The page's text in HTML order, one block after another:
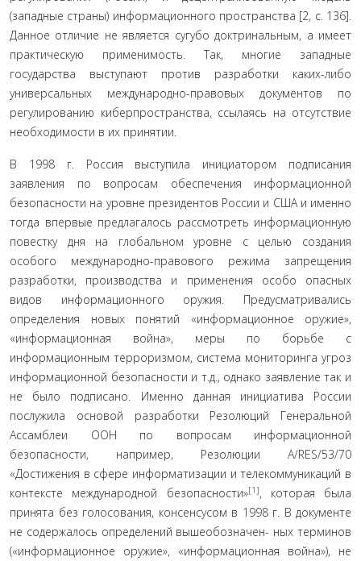
(западные страны) информационного пространства [2, c. 136].
Данное отличие не является сугубо доктринальным, а имеет
практическую применимость. Так, многие запад­ные
государства выступают против разработки каких-ли­бо
универсальных международно-правовых документов по
регулированию киберпространства, ссылаясь на отсут­ствие
необходимости в их принятии.
В 1998 г. Россия выступила инициатором подписания
заявления по вопросам обеспечения информационной
безопасности на уровне президентов России и США и именно
тогда впервые предлагалось рассмотреть инфор­мационную
повестку дня на глобальном уровне с целью создания
особого международно-правового режима за­прещения
разработки, производства и применения особо опасных
видов информационного оружия. Предусматри­вались
определения новых понятий «информационное оружие»,
«информационная война», меры по борьбе с
информационным терроризмом, система мониторинга угроз
информационной безопасности и т.д., однако заяв­ление так и
не было подписано. Именно данная инициа­тива России
послужила основой разработки Резолюций Генеральной
Ассамблеи ООН по вопросам информаци­онной
безопасности, например, Резолюции A/RES/53/70
«Достижения в сфере информатизации и телекоммуни­каций в
контексте международной безопасности»[1], которая была
принята без голосования, консенсусом в 1998 г. В документе
не содержалось определений вышеобозначен- ных терминов
(«информационное оружие», «информа­ционная война»), не